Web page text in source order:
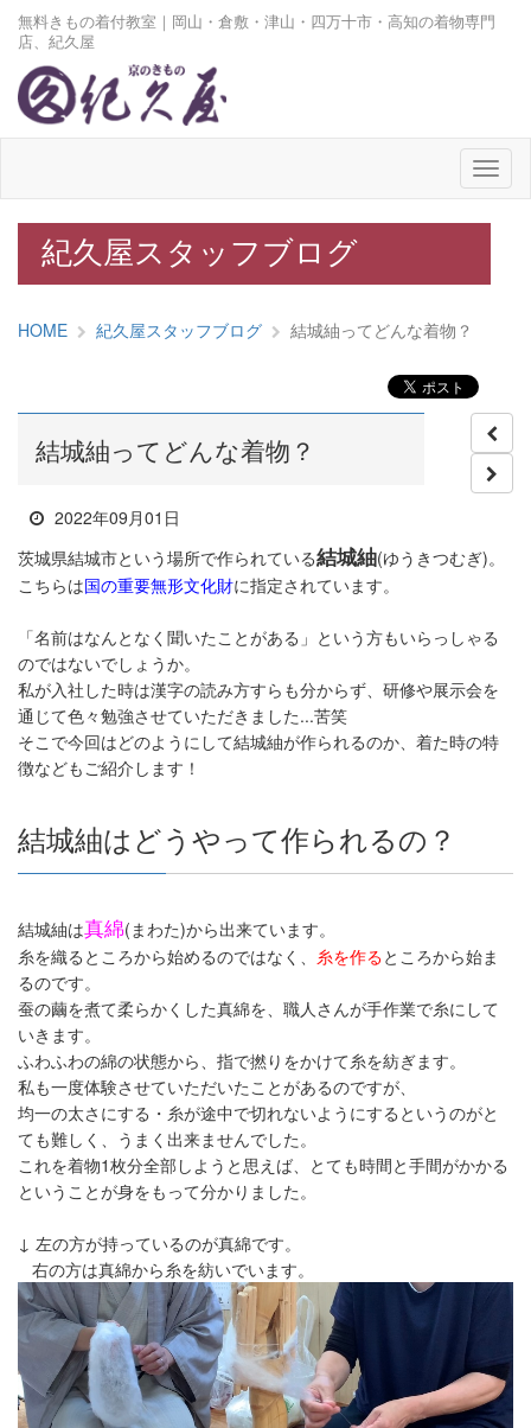
無料きもの着付教室｜岡山・倉敷・津山・四万十市・高知の着物専門
店、紀久屋
メ
ニ
ュ
紀久屋スタッフブログ
HOME 紀久屋スタッフブログ 結城紬ってどんな着物？
結城紬ってどんな着物？
2022年09月01日
茨城県結城市という場所で作られている結城紬(ゆうきつむぎ)。
こちらは国の重要無形文化財に指定されています。
「名前はなんとなく聞いたことがある」という方もいらっしゃる
のではないでしょうか。
私が入社した時は漢字の読み方すらも分からず、研修や展示会を
通じて色々勉強させていただきました...苦笑
そこで今回はどのようにして結城紬が作られるのか、着た時の特
徴などもご紹介します！
結城紬はどうやって作られるの？
結城紬は真綿(まわた)から出来ています。
糸を織るところから始めるのではなく、 糸を作るところから始ま
るのです。
蚕の繭を煮て柔らかくした真綿を、職人さんが手作業で糸にして
いきます。
ふわふわの綿の状態から、指で撚りをかけて糸を紡ぎます。
私も一度体験させていただいたことがあるのですが、
均一の太さにする・糸が途中で切れないようにするというのがと
ても難しく、うまく出来ませんでした。
これを着物1枚分全部しようと思えば、とても時間と手間がかかる
ということが身をもって分かりました。
↓ 左の方が持っているのが真綿です。
右の方は真綿から糸を紡いでいます。